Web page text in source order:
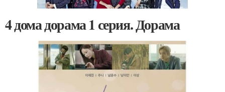
4 дома дорама 1 серия. Дорама